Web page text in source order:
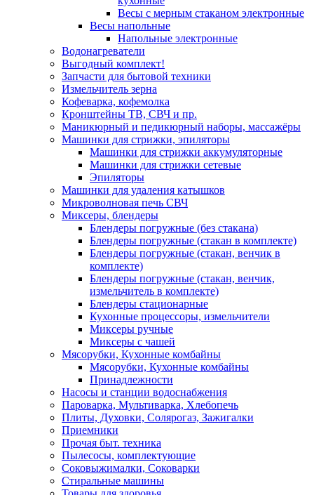
Весы с мерным стаканом электронные
Весы напольные
Напольные электронные
Водонагреватели
Выгодный комплект!
Запчасти для бытовой техники
Измельчитель зерна
Кофеварка, кофемолка
Кронштейны ТВ, СВЧ и пр.
Маникюрный и педикюрный наборы, массажёры
Машинки для стрижки, эпиляторы
Машинки для стрижки аккумуляторные
Машинки для стрижки сетевые
Эпиляторы
Машинки для удаления катышков
Микроволновая печь СВЧ
Миксеры, блендеры
Блендеры погружные (без стакана)
Блендеры погружные (стакан в комплекте)
Блендеры погружные (стакан, венчик в
комплекте)
Блендеры погружные (стакан, венчик,
измельчитель в комплекте)
Блендеры стационарные
Кухонные процессоры, измельчители
Миксеры ручные
Миксеры с чашей
Мясорубки, Кухонные комбайны
Мясорубки, Кухонные комбайны
Принадлежности
Насосы и станции водоснабжения
Пароварка, Мультиварка, Хлебопечь
Плиты, Духовки, Солярогаз, Зажигалки
Приемники
Прочая быт. техника
Пылесосы, комплектующие
Соковыжималки, Соковарки
Стиральные машины